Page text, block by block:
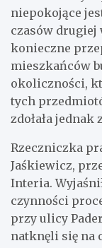
niepokojące
czasów drugiej
konieczne
mieszkańców
okoliczności,
tych
zdołała
Rzeczniczka
Jaśkiewicz,
Interia.
czynności
przy ulicy
natknęli się na